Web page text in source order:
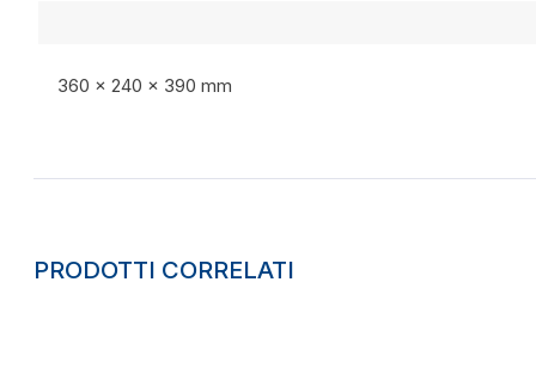
360 x 240 x 390 mm
PRODOTTI CORRELATI